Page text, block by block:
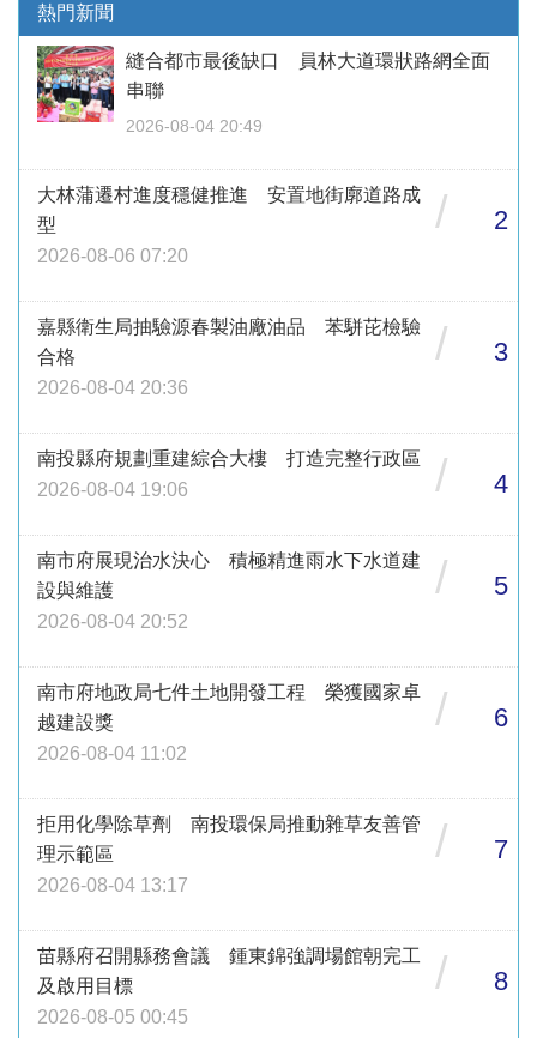
熱門新聞
縫合都市最後缺口 員林大道環狀路網全面
串聯
2026-08-04 20:49
大林蒲遷村進度穩健推進 安置地街廓道路成
型
2026-08-06 07:20
/ 2
嘉縣衛生局抽驗源春製油廠油品 苯駢芘檢驗
合格
2026-08-04 20:36
/ 3
南投縣府規劃重建綜合大樓 打造完整行政區
2026-08-04 19:06
/ 4
南市府展現治水決心 積極精進雨水下水道建
設與維護
2026-08-04 20:52
/ 5
南市府地政局七件土地開發工程 榮獲國家卓
越建設獎
2026-08-04 11:02
/ 6
拒用化學除草劑 南投環保局推動雜草友善管
理示範區
2026-08-04 13:17
/ 7
苗縣府召開縣務會議 鍾東錦強調場館朝完工
及啟用目標
2026-08-05 00:45
/ 8